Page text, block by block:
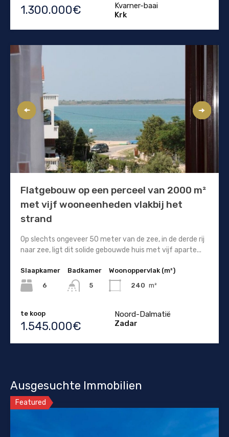
1.300.000€
Kvarner-baai
Krk
Flatgebouw op een perceel van 2000 m²
met vijf wooneenheden vlakbij het
strand
Op slechts ongeveer 50 meter van de zee, in de derde rij
naar zee, ligt dit solide gebouwde huis met vijf aparte...
Slaapkamer
6
Badkamer
5
Woonoppervlak (m²)
240 m²
te koop
1.545.000€
Noord-Dalmatië
Zadar
Ausgesuchte Immobilien
Featured